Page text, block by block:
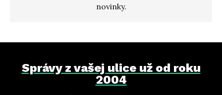
novinky.
Správy z vašej ulice už od roku
2004